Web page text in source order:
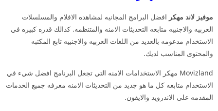
موفيز لاند مهكر افضل البرامج المجانيه لمشاهده الافلام والمسلسلات
العربيه والاجنبيه متابعه التحديثات الامنه والمتنظمه. كذالك قدره كبيره في
الاستخدام مدعومه بالعديد من اللغات العربيه والاجنبيه تابع المكتبه
والمحتوى المناسب لديك.
Movizland مهكر الاستخدامات الامنه التي تجعل البرنامج افضل شيء في
الاستخدام متابعه كل ما هو جديد من التحديثات الامنه معرفه جميع الخدمات
المقدمه على الاندرويد والايفون.